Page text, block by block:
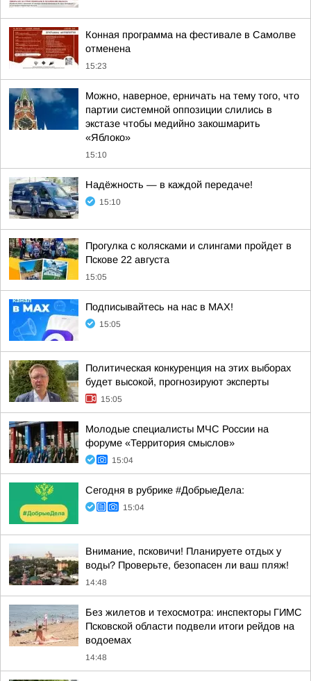
Конная программа на фестивале в Самолве
отменена
15:23
Можно, наверное, ерничать на тему того, что
партии системной оппозиции слились в
экстазе чтобы медийно закошмарить
«Яблоко»
15:10
Надёжность — в каждой передаче!
15:10
Прогулка с колясками и слингами пройдет в
Пскове 22 августа
15:05
Подписывайтесь на нас в MAX!
15:05
Политическая конкуренция на этих выборах
будет высокой, прогнозируют эксперты
15:05
Молодые специалисты МЧС России на
форуме «Территория смыслов»
15:04
Сегодня в рубрике #ДобрыеДела:
15:04
Внимание, псковичи! Планируете отдых у
воды? Проверьте, безопасен ли ваш пляж!
14:48
Без жилетов и техосмотра: инспекторы ГИМС
Псковской области подвели итоги рейдов на
водоемах
14:48